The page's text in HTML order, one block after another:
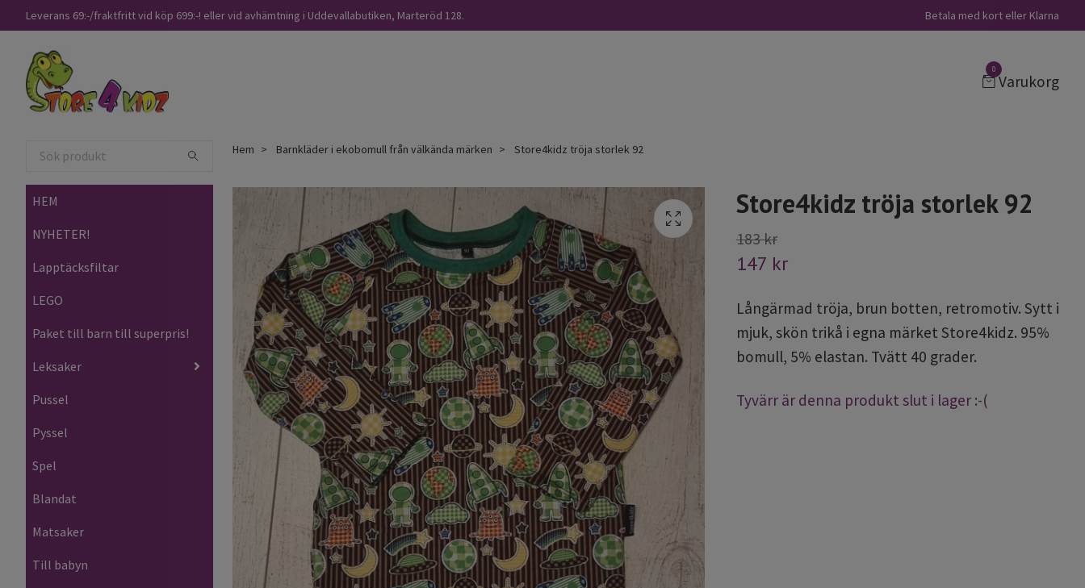
Leverans 69:-/fraktfritt vid köp 699:-! eller vid avhämtning i Uddevallabutiken, Marteröd 128. Betala med kort eller Klarna
0
Varukorg
HEM
NYHETER!
Lapptäcksfiltar
LEGO
Paket till barn till superpris!
Leksaker
Pussel
Pyssel
Spel
Blandat
Matsaker
Till babyn
Hem Barnkläder i ekobomull från välkända märken Store4kidz tröja storlek 92
Store4kidz tröja storlek 92
183 kr
147 kr
Långärmad tröja, brun botten, retromotiv. Sytt i
mjuk, skön trikå i egna märket Store4kidz. 95%
bomull, 5% elastan. Tvätt 40 grader.
Tyvärr är denna produkt slut i lager :-(